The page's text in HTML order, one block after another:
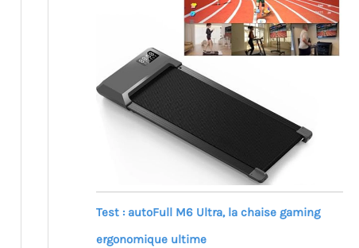
Test : autoFull M6 Ultra, la chaise gaming
ergonomique ultime